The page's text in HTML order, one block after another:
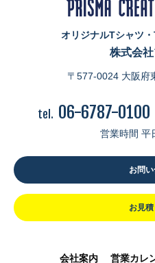
オリジナルTシャツ
株式会
〒577-0024 大阪府
tel. 06-6787-0100
営業時間 平
お問
お見
会社案内 営業カレ